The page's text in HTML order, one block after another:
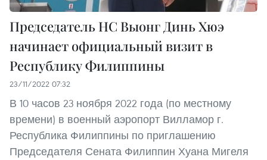
Председатель НC Выонг Динь Хюэ
начинает официальный визит в
Республику Филиппины
23/11/2022 07:32
В 10 часов 23 ноября 2022 года (по местному
времени) в военный аэропорт Вилламор г.
Республика Филиппины по приглашению
Председателя Сената Филиппин Хуана Мигеля